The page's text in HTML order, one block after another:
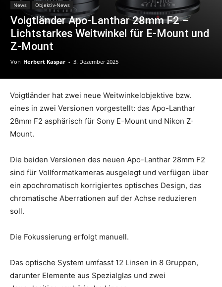
News Objektiv-News
Voigtländer Apo-Lanthar 28mm F2 –
Lichtstarkes Weitwinkel für E-Mount und
Z-Mount
Von Herbert Kaspar - 3. Dezember 2025
Voigtländer hat zwei neue Weitwinkelobjektive bzw.
eines in zwei Versionen vorgestellt: das Apo-Lanthar
28mm F2 asphärisch für Sony E-Mount und Nikon Z-
Mount.
Die beiden Versionen des neuen Apo-Lanthar 28mm F2
sind für Vollformatkameras ausgelegt und verfügen über
ein apochromatisch korrigiertes optisches Design, das
chromatische Aberrationen auf der Achse reduzieren
soll.
Die Fokussierung erfolgt manuell.
Das optische System umfasst 12 Linsen in 8 Gruppen,
darunter Elemente aus Spezialglas und zwei